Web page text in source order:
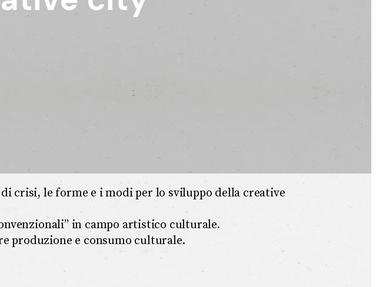
crisi, le forme e i modi per lo sviluppo della creative
in campo artistico culturale.
produzione e consumo culturale.